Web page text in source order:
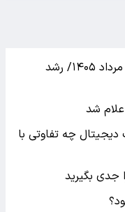
نرخ ارز دلار، طلا سکه و یورو امروز ۱۵ مرداد ۱۴۰۵/ رشد
شد
چه تفاوتی با